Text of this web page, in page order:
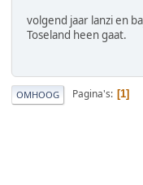
volgend jaar lanzi en
Toseland heen gaat.
OMHOOG Pagina's 1